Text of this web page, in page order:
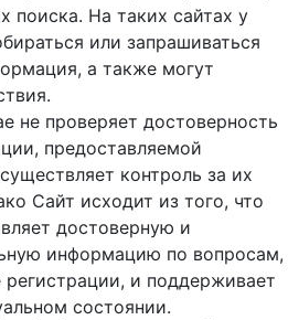
поиска. На таких сайтах у
или запрашиваться
а также могут
не проверяет достоверность
предоставляемой
контроль за их
Сайт исходит из того, что
достоверную и
информацию по вопросам,
и поддерживает
состоянии.